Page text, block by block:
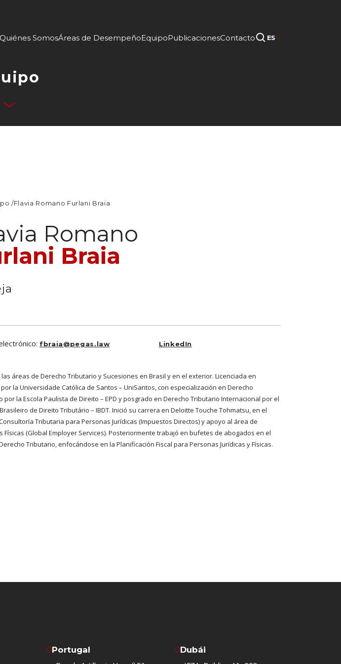
Quiénes SomosÁreas de DesempeñoEquipoPublicacionesContacto ES
/Flavia Romano Furlani Braia
Romano
Braia
fbraia@pegas.law LinkedIn
las áreas de Derecho Tributario y Sucesiones en Brasil y en el exterior. Licenciada en
la Universidade Católica de Santos – UniSantos, con especialización en Derecho
por la Escola Paulista de Direito – EPD y posgrado en Derecho Tributario Internacional por el
de Direito Tributário – IBDT. Inició su carrera en Deloitte Touche Tohmatsu, en el
Tributaria para Personas Jurídicas (Impuestos Directos) y apoyo al área de
Físicas (Global Employer Services). Posteriormente trabajó en bufetes de abogados en el
Tributario, enfocándose en la Planificación Fiscal para Personas Jurídicas y Físicas.
Portugal
Dubái